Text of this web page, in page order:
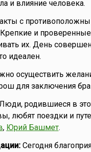
и влияние человека.
с
и
их. День
идеален.
осуществить
для заключения
родившиеся в
любят поездки и
, Юрий Башмет.
Сегодня